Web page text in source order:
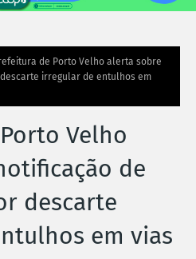
de Porto Velho alerta sobre
irregular de entulhos em
Velho
de
descarte
em vias